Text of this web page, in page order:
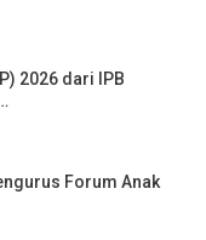
2026 dari IPB
Forum Anak